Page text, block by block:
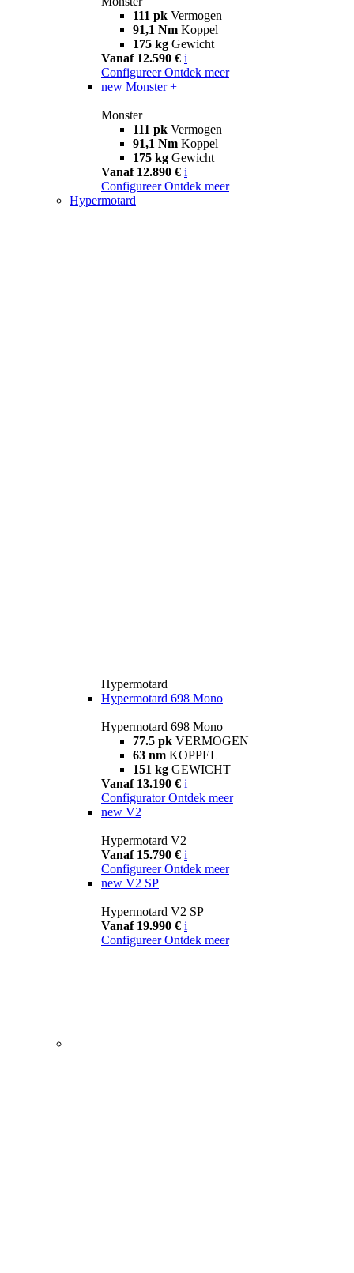
111 pk Vermogen
91,1 Nm Koppel
175 kg Gewicht
Vanaf 12.590 € i
Configureer Ontdek meer
new Monster +
Monster +
111 pk Vermogen
91,1 Nm Koppel
175 kg Gewicht
Vanaf 12.890 € i
Configureer Ontdek meer
Hypermotard
Hypermotard
Hypermotard 698 Mono
Hypermotard 698 Mono
77.5 pk VERMOGEN
63 nm KOPPEL
151 kg GEWICHT
Vanaf 13.190 € i
Configurator Ontdek meer
new V2
Hypermotard V2
Vanaf 15.790 € i
Configureer Ontdek meer
new V2 SP
Hypermotard V2 SP
Vanaf 19.990 € i
Configureer Ontdek meer